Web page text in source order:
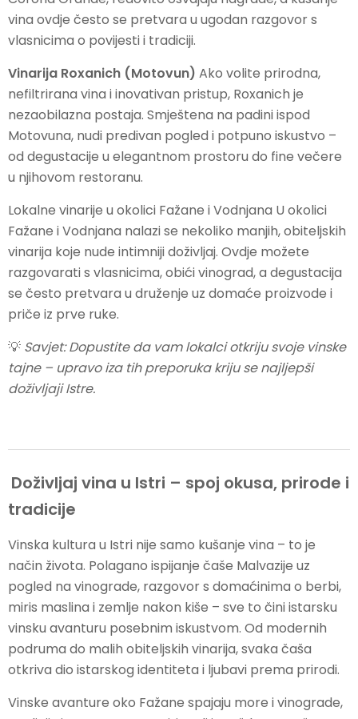
vina ovdje često se pretvara u ugodan razgovor s
vlasnicima o povijesti i tradiciji.
Vinarija Roxanich (Motovun) Ako volite prirodna,
nefiltrirana vina i inovativan pristup, Roxanich je
nezaobilazna postaja. Smještena na padini ispod
Motovuna, nudi predivan pogled i potpuno iskustvo –
od degustacije u elegantnom prostoru do fine večere
u njihovom restoranu.
Lokalne vinarije u okolici Fažane i Vodnjana U okolici
Fažane i Vodnjana nalazi se nekoliko manjih, obiteljskih
vinarija koje nude intimniji doživljaj. Ovdje možete
razgovarati s vlasnicima, obići vinograd, a degustacija
se često pretvara u druženje uz domaće proizvode i
priče iz prve ruke.
💡 Savjet: Dopustite da vam lokalci otkriju svoje vinske
tajne – upravo iza tih preporuka kriju se najljepši
doživljaji Istre.
Doživljaj vina u Istri – spoj okusa, prirode i
tradicije
Vinska kultura u Istri nije samo kušanje vina – to je
način života. Polagano ispijanje čaše Malvazije uz
pogled na vinograde, razgovor s domaćinima o berbi,
miris maslina i zemlje nakon kiše – sve to čini istarsku
vinsku avanturu posebnim iskustvom. Od modernih
podruma do malih obiteljskih vinarija, svaka čaša
otkriva dio istarskog identiteta i ljubavi prema prirodi.
Vinske avanture oko Fažane spajaju more i vinograde,